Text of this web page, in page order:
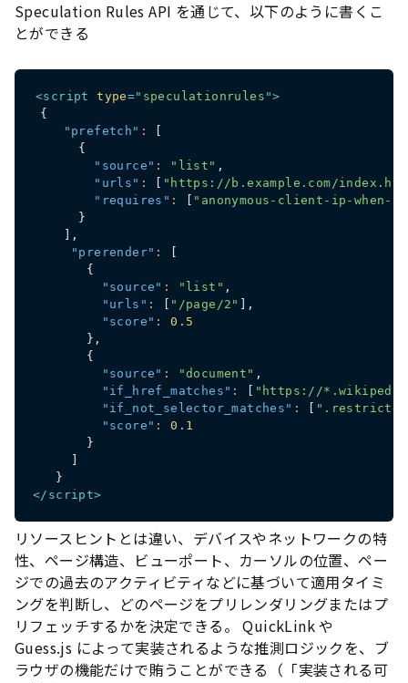
Speculation Rules API を通じて、以下のように書くこ
とができる
<script type=" speculationrules ">
{
"prefetch" :
[
{
"source" : "list" ,
"urls" : [ "https://b.example.com/
"requires" : [ "anonymous-client-ip-when-
}
] ,
"prerender" :
[
{
"source" : "list" ,
"urls" : [ "/page/2" ] ,
"score" :
0.5
} ,
{
"source" : "document" ,
"if_href_matches" : [ "https://
"if_not_selector_matches" : [
"score" :
0.1
}
]
}
</ script>
リソースヒントとは違い、デバイスやネットワークの特
性、ページ構造、ビューポート、カーソルの位置、ペー
ジでの過去のアクティビティなどに基づいて適用タイミ
ングを判断し、どのページをプリレンダリングまたはプ
リフェッチするかを決定できる。 QuickLink や
Guess.js によって実装されるような推測ロジックを、ブ
ラウザの機能だけで賄うことができる（「実装される可